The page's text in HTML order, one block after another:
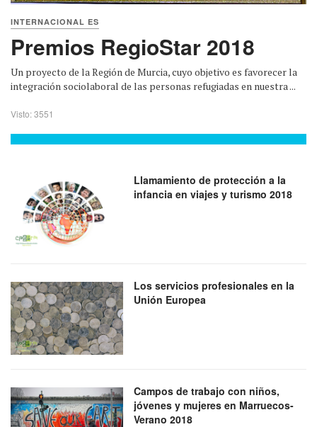
INTERNACIONAL ES
Premios RegioStar 2018
Un proyecto de la Región de Murcia, cuyo objetivo es favorecer la
integración sociolaboral de las personas refugiadas en nuestra ...
Visto: 3551
Llamamiento de protección a la
infancia en viajes y turismo 2018
Los servicios profesionales en la
Unión Europea
Campos de trabajo con niños,
jóvenes y mujeres en Marruecos-
Verano 2018